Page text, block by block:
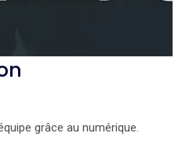
grâce au numérique.